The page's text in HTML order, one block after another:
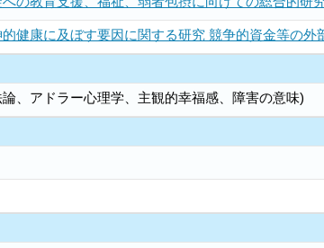
健康に及ぼす要因に関する研究 競争的資金等の外
、アドラー心理学、主観的幸福感、障害の意味)